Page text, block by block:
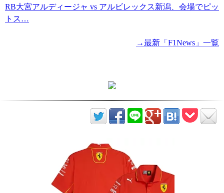
RB大宮アルディージャ vs アルビレックス新潟、会場でピッ
トス…
→最新「F1News」一覧